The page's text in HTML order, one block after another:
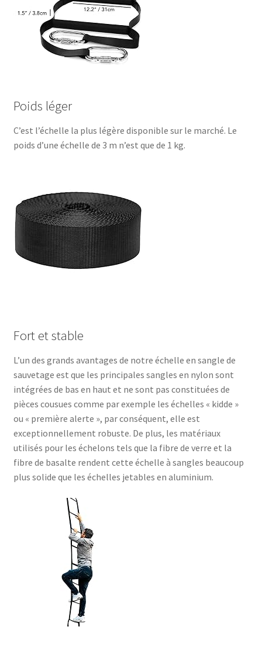
Poids léger
C’est l’échelle la plus légère disponible sur le marché. Le
poids d’une échelle de 3 m n’est que de 1 kg.
Fort et stable
L’un des grands avantages de notre échelle en sangle de
sauvetage est que les principales sangles en nylon sont
intégrées de bas en haut et ne sont pas constituées de
pièces cousues comme par exemple les échelles « kidde »
ou « première alerte », par conséquent, elle est
exceptionnellement robuste. De plus, les matériaux
utilisés pour les échelons tels que la fibre de verre et la
fibre de basalte rendent cette échelle à sangles beaucoup
plus solide que les échelles jetables en aluminium.